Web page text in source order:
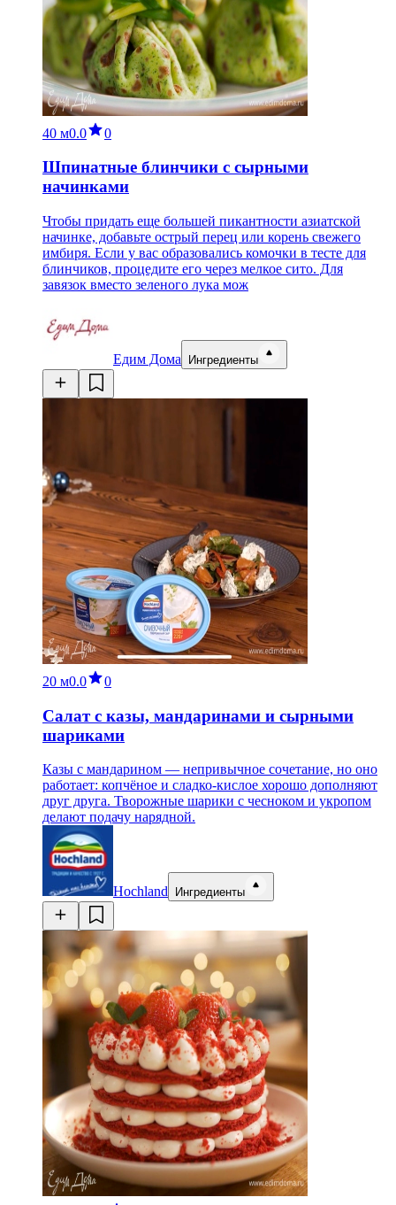
40 м0.0 0
Шпинатные блинчики с сырными
начинками
Чтобы придать еще большей пикантности азиатской
начинке, добавьте острый перец или корень свежего
имбиря. Если у вас образовались комочки в тесте для
блинчиков, процедите его через мелкое сито. Для
завязок вместо зеленого лука мож
Едим Дома Ингредиенты
20 м0.0 0
Салат с казы, мандаринами и сырными
шариками
Казы с мандарином — непривычное сочетание, но оно
работает: копчёное и сладко-кислое хорошо дополняют
друг друга. Творожные шарики с чесноком и укропом
делают подачу нарядной.
Hochland Ингредиенты